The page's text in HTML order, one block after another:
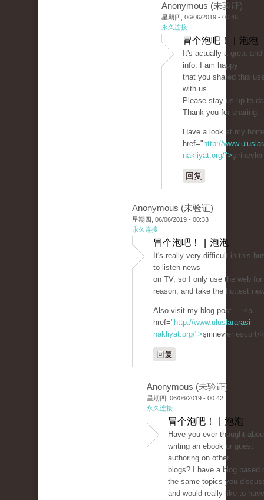
Anonymous (未验证)
星期四, 06/06/2019 - 00:46
永久连接
冒个泡吧！ | 泡泡
It's actually a great
info. I am happy
that you shared this
with us.
Please stay us up to
Thank you for sharing.
Have a look at my
href=" http://
nakliyat.org/">
回复
Anonymous (未验证)
星期四, 06/06/2019 - 00:33
永久连接
冒个泡吧！ | 泡泡
It's really very difficult in this
to listen news
on TV, so I only use the web for
reason, and take the hottest
Also visit my blog post ... <a
href=" http://www.uluslararasi-
nakliyat.org/">şirinevler
回复
Anonymous (未验证)
星期四, 06/06/2019 - 00:42
永久连接
冒个泡吧！ | 泡泡
Have you ever thought
writing an ebook or guest
authoring on other
blogs? I have a blog based
the same topics you
and would really like to